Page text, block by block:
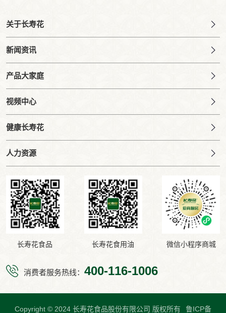
关于长寿花
新闻资讯
产品大家庭
视频中心
健康长寿花
人力资源
长寿花食品 长寿花食用油 微信小程序商城
消费者服务热线： 400-116-1006
Copyright © 2024 长寿花食品股份有限公司 版权所有 鲁ICP备